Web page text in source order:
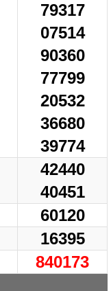
79317
07514
90360
77799
20532
36680
39774
42440
40451
60120
16395
840173